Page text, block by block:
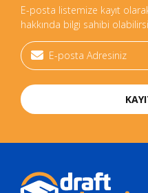
E-posta listemize kayıt
hakkında bilgi sahibi